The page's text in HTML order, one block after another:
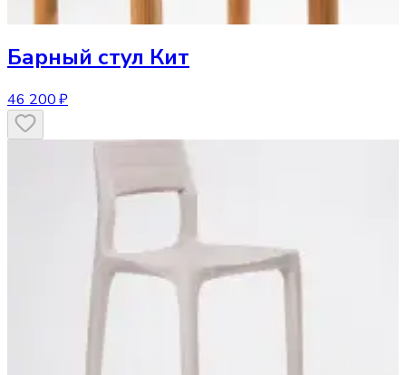
Барный стул Кит
46 200 ₽